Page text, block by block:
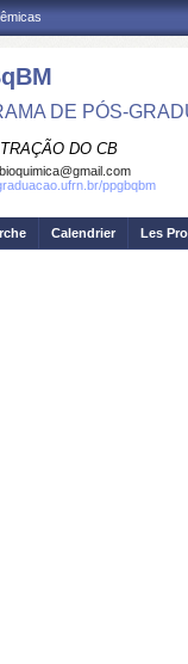
DE PÓS-
DO CB
ppgbqbm
Calendrier Les